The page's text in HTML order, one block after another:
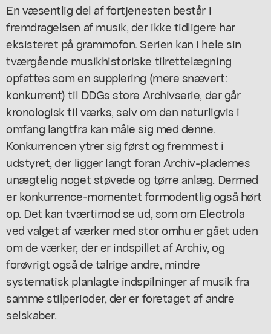
En væsentlig del af fortjenesten består i
fremdragelsen af musik, der ikke tidligere har
eksisteret på grammofon. Serien kan i hele sin
tværgående musikhistoriske tilrettelægning
opfattes som en supplering (mere snævert:
konkurrent) til DDGs store Archivserie, der går
kronologisk til værks, selv om den naturligvis i
omfang langtfra kan måle sig med denne.
Konkurrencen ytrer sig først og fremmest i
udstyret, der ligger langt foran Archiv-pladernes
unægtelig noget støvede og tørre anlæg. Dermed
er konkurrence-momentet formodentlig også hørt
op. Det kan tværtimod se ud, som om Electrola
ved valget af værker med stor omhu er gået uden
om de værker, der er indspillet af Archiv, og
forøvrigt også de talrige andre, mindre
systematisk planlagte indspilninger af musik fra
samme stilperioder, der er foretaget af andre
selskaber.